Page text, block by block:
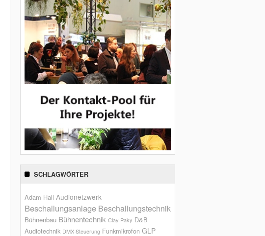
SCHLAGWÖRTER
Adam Hall Audionetzwerk
Beschallungsanlage Beschallungstechnik
Bühnenbau Bühnentechnik Clay Paky D&B
Audiotechnik DMX Steuerung Funkmikrofon GLP